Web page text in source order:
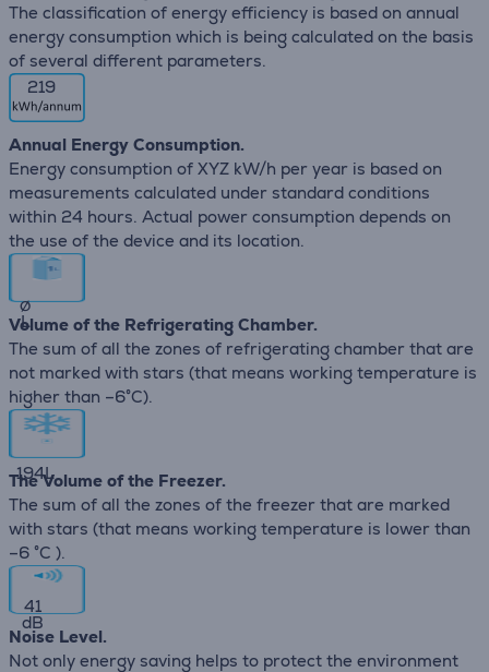
The classification of energy efficiency is based on annual
energy consumption which is being calculated on the basis
of several different parameters.
219
Annual Energy Consumption.
Energy consumption of XYZ kW/h per year is based on
measurements calculated under standard conditions
within 24 hours. Actual power consumption depends on
the use of the device and its location.
∅
L
Volume of the Refrigerating Chamber.
The sum of all the zones of refrigerating chamber that are
not marked with stars (that means working temperature is
higher than –6°C).
194L
The Volume of the Freezer.
The sum of all the zones of the freezer that are marked
with stars (that means working temperature is lower than
–6 °C ).
41
dB
Noise Level.
Not only energy saving helps to protect the environment